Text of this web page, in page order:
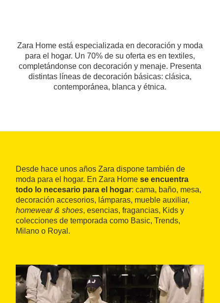
Zara Home está especializada en decoración y moda
para el hogar. Un 70% de su oferta es en textiles,
completándonse con decoración y menaje. Presenta
distintas líneas de decoración básicas: clásica,
contemporánea, blanca y étnica.
Desde hace unos años Zara dispone también de
moda para el hogar. En Zara Home se encuentra
todo lo necesario para el hogar: cama, baño, mesa,
decoración accesorios, lámparas, mueble auxiliar,
homewear & shoes, esencias, fragancias, Kids y
colecciones de temporada como Basic, Trends,
Milano o Royal.